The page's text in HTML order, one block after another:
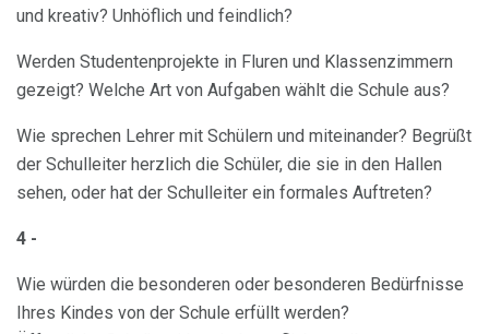
und kreativ? Unhöflich und feindlich?
Werden Studentenprojekte in Fluren und Klassenzimmern
gezeigt? Welche Art von Aufgaben wählt die Schule aus?
Wie sprechen Lehrer mit Schülern und miteinander? Begrüßt
der Schulleiter herzlich die Schüler, die sie in den Hallen
sehen, oder hat der Schulleiter ein formales Auftreten?
4 -
Wie würden die besonderen oder besonderen Bedürfnisse
Ihres Kindes von der Schule erfüllt werden?